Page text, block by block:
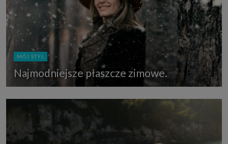
MÓJ STYL
Najmodniejsze płaszcze zimowe.